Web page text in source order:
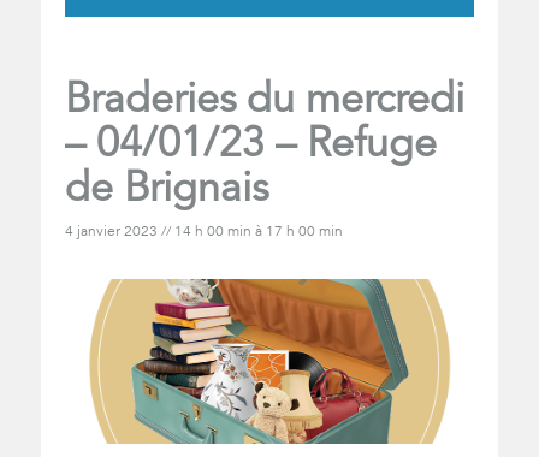
Braderies du mercredi
– 04/01/23 – Refuge
de Brignais
4 janvier 2023 // 14 h 00 min à 17 h 00 min